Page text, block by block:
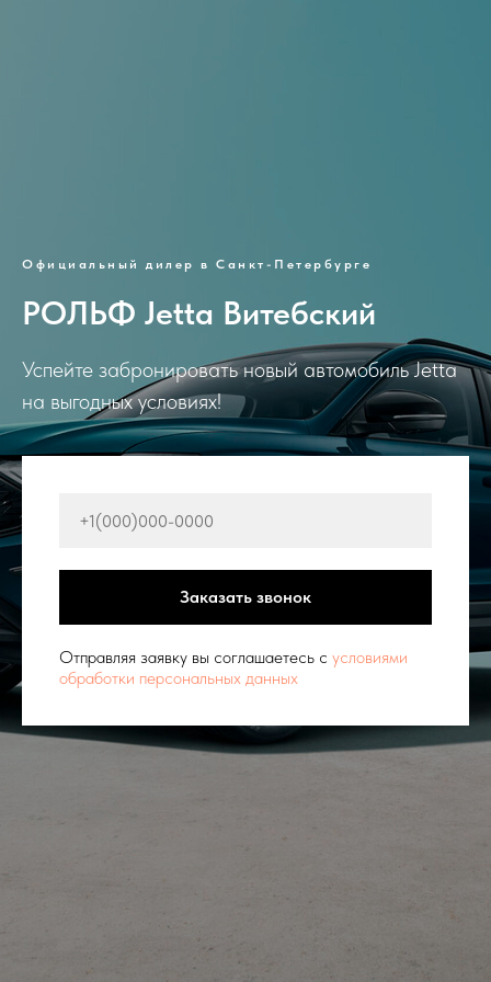
Официальный дилер в Санкт-Петербурге
РОЛЬФ Jetta Витебский
Успейте забронировать новый автомобиль Jetta
на выгодных условиях!
Заказать звонок
Отправляя заявку вы соглашаетесь с условиями
обработки персональных данных